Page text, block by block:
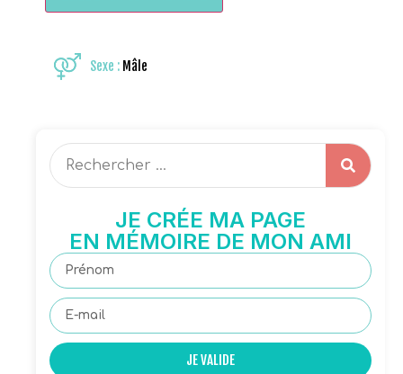
Sexe : Mâle
JE CRÉE MA PAGE
EN MÉMOIRE DE MON AMI
JE VALIDE